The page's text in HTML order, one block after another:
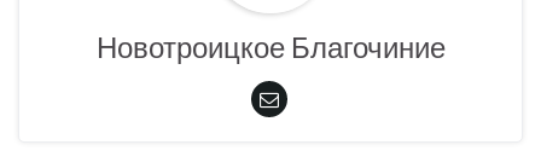
Новотроицкое Благочиние